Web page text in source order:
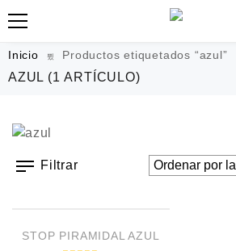
Inicio Productos etiquetados “azul”
AZUL (1 ARTÍCULO)
Filtrar
STOP PIRAMIDAL AZUL